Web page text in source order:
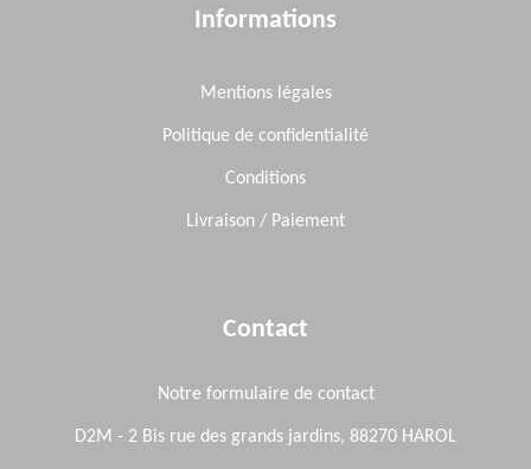
Informations
Mentions légales
Politique de confidentialité
Conditions
Livraison / Paiement
Contact
Notre formulaire de contact
D2M - 2 Bis rue des grands jardins, 88270 HAROL